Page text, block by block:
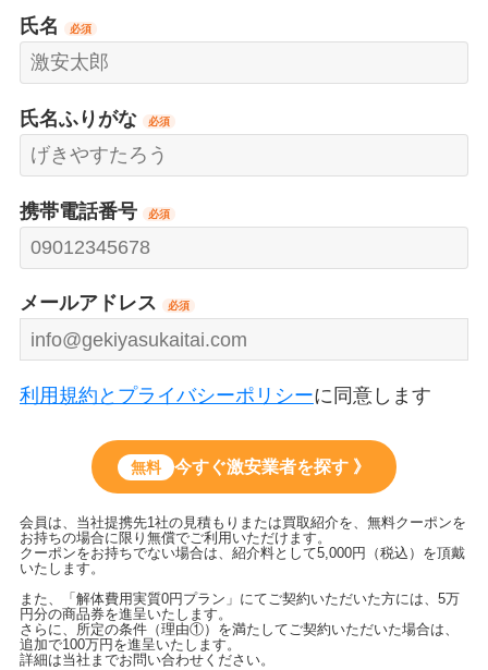
氏名 必須
氏名ふりがな 必須
携帯電話番号 必須
メールアドレス 必須
利用規約とプライバシーポリシーに同意します
無料 今すぐ激安業者を探す 》
会員は、当社提携先1社の見積もりまたは買取紹介を、無料クーポンを
お持ちの場合に限り無償でご利用いただけます。
クーポンをお持ちでない場合は、紹介料として5,000円（税込）を頂戴
いたします。
また、「解体費用実質0円プラン」にてご契約いただいた方には、5万
円分の商品券を進呈いたします。
さらに、所定の条件（理由①）を満たしてご契約いただいた場合は、
追加で100万円を進呈いたします。
詳細は当社までお問い合わせください。